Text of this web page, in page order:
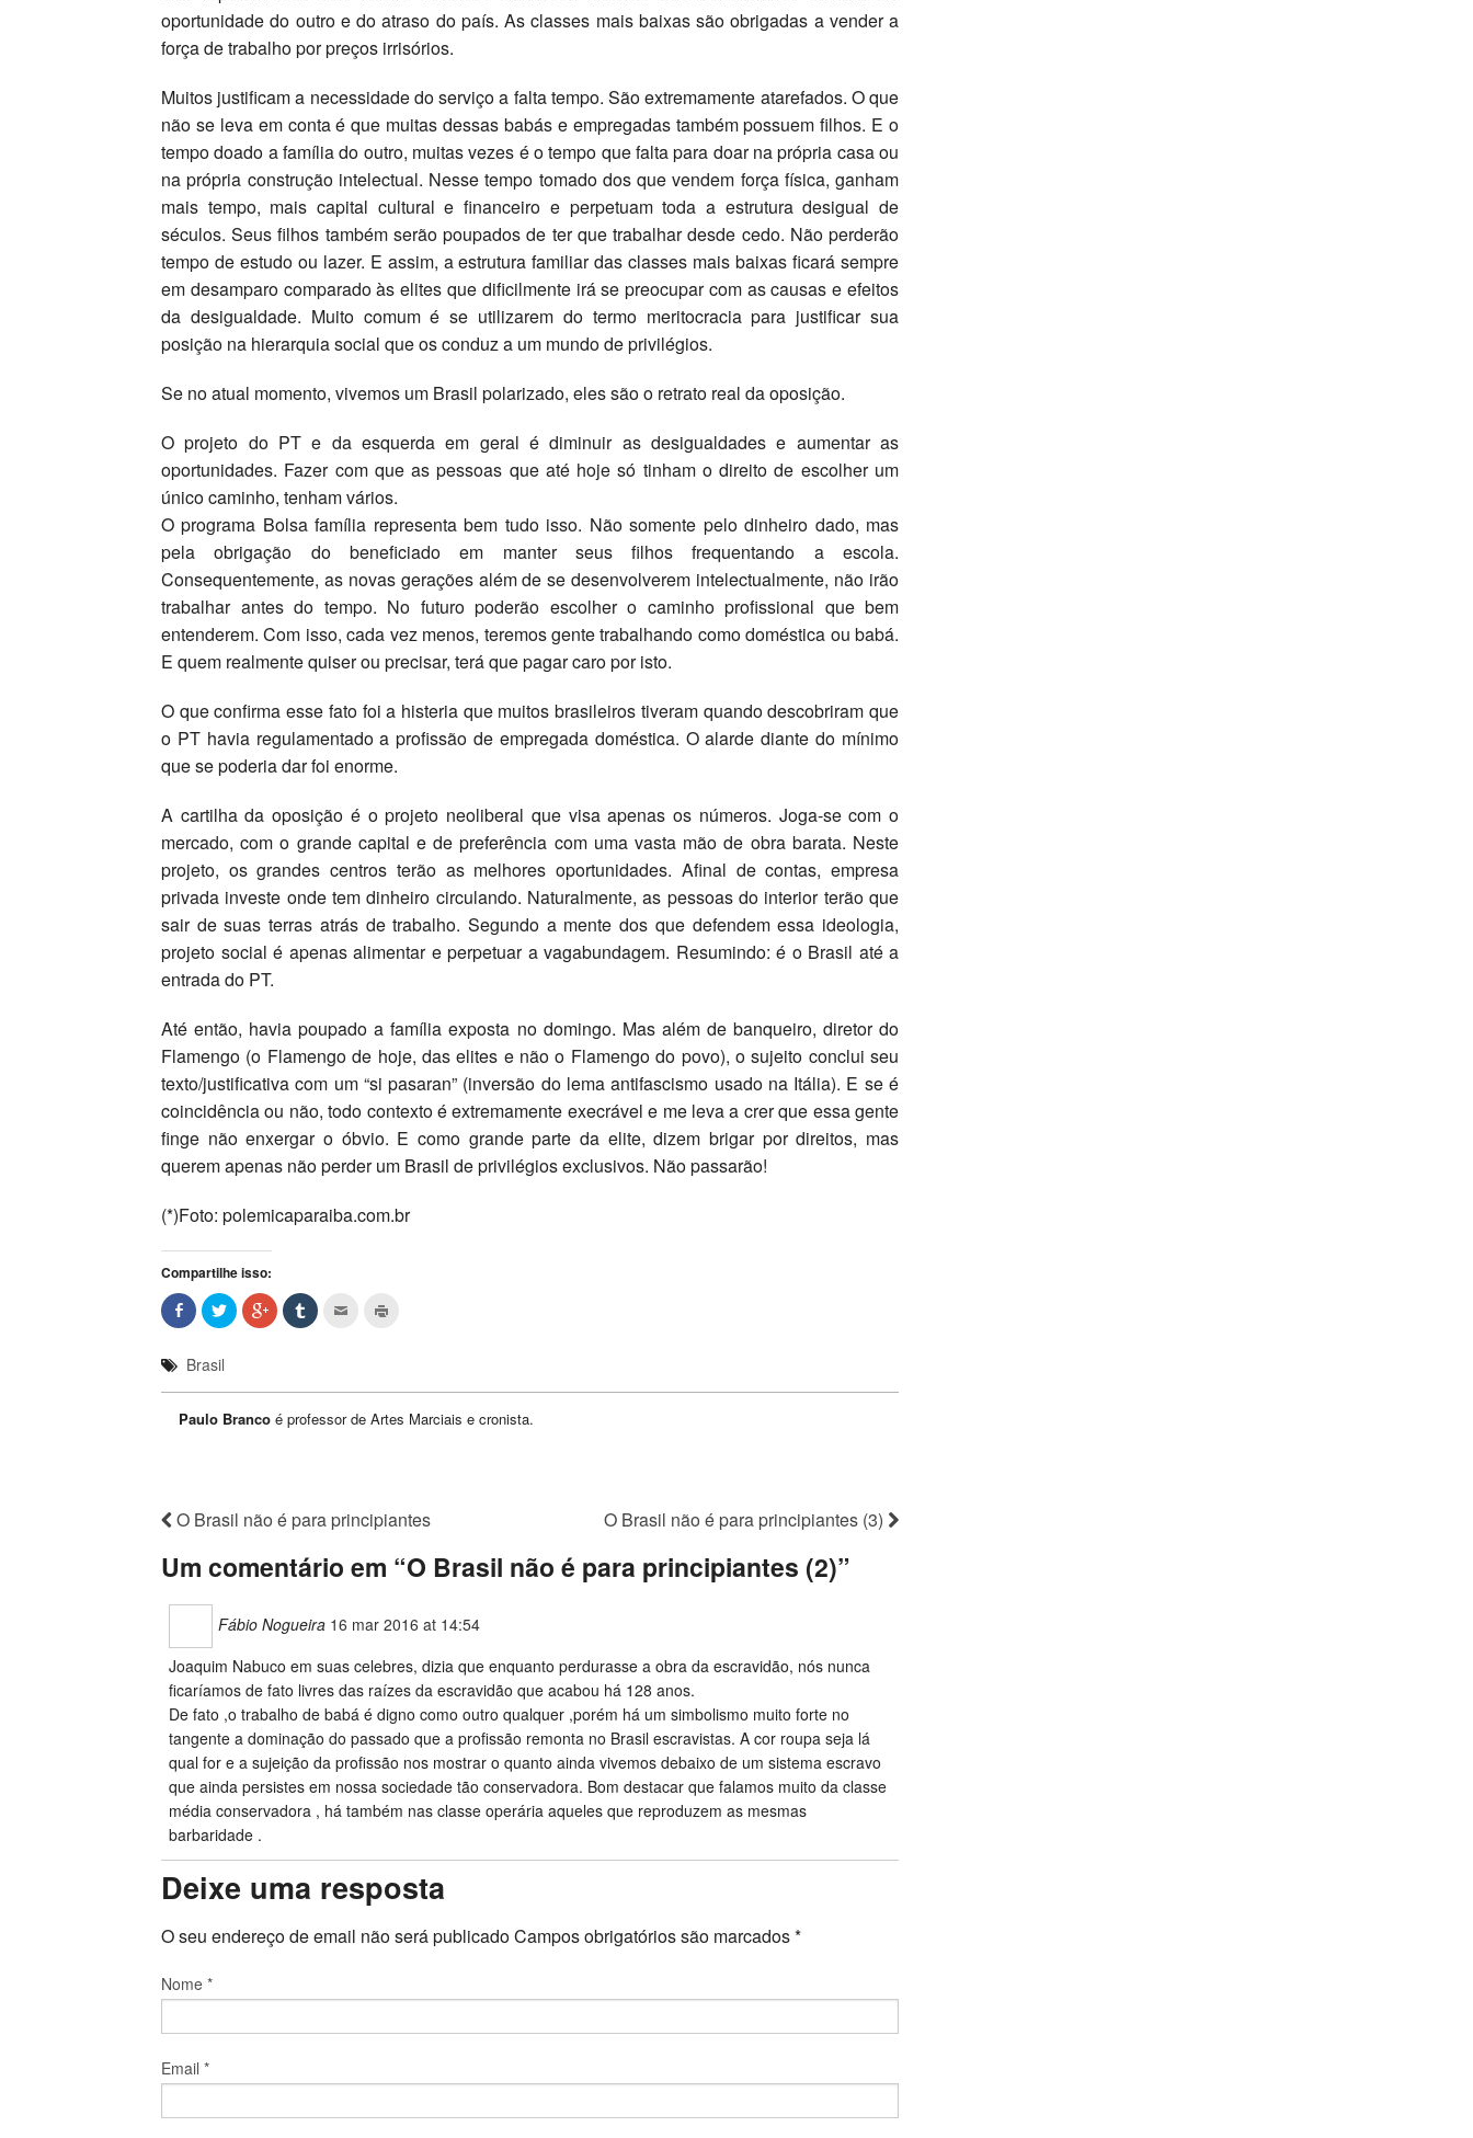
oportunidade do outro e do atraso do país. As classes mais baixas são obrigadas a vender a
força de trabalho por preços irrisórios.
Muitos justificam a necessidade do serviço a falta tempo. São extremamente atarefados. O que
não se leva em conta é que muitas dessas babás e empregadas também possuem filhos. E o
tempo doado a família do outro, muitas vezes é o tempo que falta para doar na própria casa ou
na própria construção intelectual. Nesse tempo tomado dos que vendem força física, ganham
mais tempo, mais capital cultural e financeiro e perpetuam toda a estrutura desigual de
séculos. Seus filhos também serão poupados de ter que trabalhar desde cedo. Não perderão
tempo de estudo ou lazer. E assim, a estrutura familiar das classes mais baixas ficará sempre
em desamparo comparado às elites que dificilmente irá se preocupar com as causas e efeitos
da desigualdade. Muito comum é se utilizarem do termo meritocracia para justificar sua
posição na hierarquia social que os conduz a um mundo de privilégios.
Se no atual momento, vivemos um Brasil polarizado, eles são o retrato real da oposição.
O projeto do PT e da esquerda em geral é diminuir as desigualdades e aumentar as
oportunidades. Fazer com que as pessoas que até hoje só tinham o direito de escolher um
único caminho, tenham vários.
O programa Bolsa família representa bem tudo isso. Não somente pelo dinheiro dado, mas
pela obrigação do beneficiado em manter seus filhos frequentando a escola.
Consequentemente, as novas gerações além de se desenvolverem intelectualmente, não irão
trabalhar antes do tempo. No futuro poderão escolher o caminho profissional que bem
entenderem. Com isso, cada vez menos, teremos gente trabalhando como doméstica ou babá.
E quem realmente quiser ou precisar, terá que pagar caro por isto.
O que confirma esse fato foi a histeria que muitos brasileiros tiveram quando descobriram que
o PT havia regulamentado a profissão de empregada doméstica. O alarde diante do mínimo
que se poderia dar foi enorme.
A cartilha da oposição é o projeto neoliberal que visa apenas os números. Joga-se com o
mercado, com o grande capital e de preferência com uma vasta mão de obra barata. Neste
projeto, os grandes centros terão as melhores oportunidades. Afinal de contas, empresa
privada investe onde tem dinheiro circulando. Naturalmente, as pessoas do interior terão que
sair de suas terras atrás de trabalho. Segundo a mente dos que defendem essa ideologia,
projeto social é apenas alimentar e perpetuar a vagabundagem. Resumindo: é o Brasil até a
entrada do PT.
Até então, havia poupado a família exposta no domingo. Mas além de banqueiro, diretor do
Flamengo (o Flamengo de hoje, das elites e não o Flamengo do povo), o sujeito conclui seu
texto/justificativa com um “si pasaran” (inversão do lema antifascismo usado na Itália). E se é
coincidência ou não, todo contexto é extremamente execrável e me leva a crer que essa gente
finge não enxergar o óbvio. E como grande parte da elite, dizem brigar por direitos, mas
querem apenas não perder um Brasil de privilégios exclusivos. Não passarão!
(*)Foto: polemicaparaiba.com.br
Compartilhe isso:
Brasil
Paulo Branco é professor de Artes Marciais e cronista.
O Brasil não é para principiantes O Brasil não é para principiantes (3)
Um comentário em “O Brasil não é para principiantes (2)”
Fábio Nogueira 16 mar 2016 at 14:54
Joaquim Nabuco em suas celebres, dizia que enquanto perdurasse a obra da escravidão, nós nunca
ficaríamos de fato livres das raízes da escravidão que acabou há 128 anos.
De fato ,o trabalho de babá é digno como outro qualquer ,porém há um simbolismo muito forte no
tangente a dominação do passado que a profissão remonta no Brasil escravistas. A cor roupa seja lá
qual for e a sujeição da profissão nos mostrar o quanto ainda vivemos debaixo de um sistema escravo
que ainda persistes em nossa sociedade tão conservadora. Bom destacar que falamos muito da classe
média conservadora , há também nas classe operária aqueles que reproduzem as mesmas
barbaridade .
Deixe uma resposta
O seu endereço de email não será publicadoCampos obrigatórios são marcados*
Nome *
Email *